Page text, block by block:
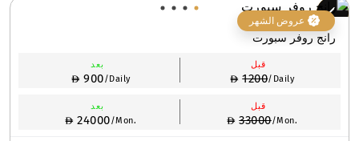
عروض الشهر
رانج روفر سبورت
قبل
1200/Daily
بعد
900/Daily
قبل
33000/Mon.
بعد
24000/Mon.